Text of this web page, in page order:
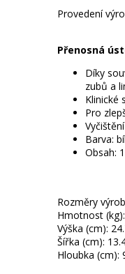
Provedení
Přenosná
Díky
zubů a
Klinické
Pro
Barva:
Obsah:
Rozměry
Hmotnost
Výška (cm):
Šířka (cm):
Hloubka (cm):